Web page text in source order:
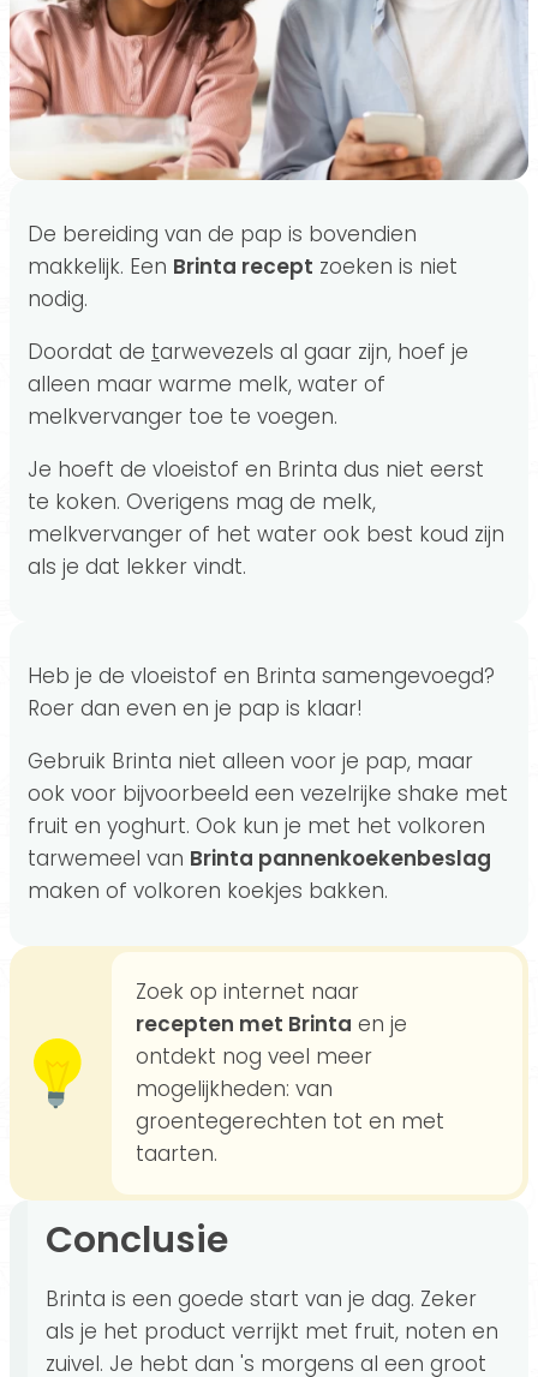
De bereiding van de pap is bovendien
makkelijk. Een Brinta recept zoeken is niet
nodig.
Doordat de tarwevezels al gaar zijn, hoef je
alleen maar warme melk, water of
melkvervanger toe te voegen.
Je hoeft de vloeistof en Brinta dus niet eerst
te koken. Overigens mag de melk,
melkvervanger of het water ook best koud zijn
als je dat lekker vindt.
Heb je de vloeistof en Brinta samengevoegd?
Roer dan even en je pap is klaar!
Gebruik Brinta niet alleen voor je pap, maar
ook voor bijvoorbeeld een vezelrijke shake met
fruit en yoghurt. Ook kun je met het volkoren
tarwemeel van Brinta pannenkoekenbeslag
maken of volkoren koekjes bakken.
Zoek op internet naar
recepten met Brinta en je
ontdekt nog veel meer
mogelijkheden: van
groentegerechten tot en met
taarten.
Conclusie
Brinta is een goede start van je dag. Zeker
als je het product verrijkt met fruit, noten en
zuivel. Je hebt dan 's morgens al een groot